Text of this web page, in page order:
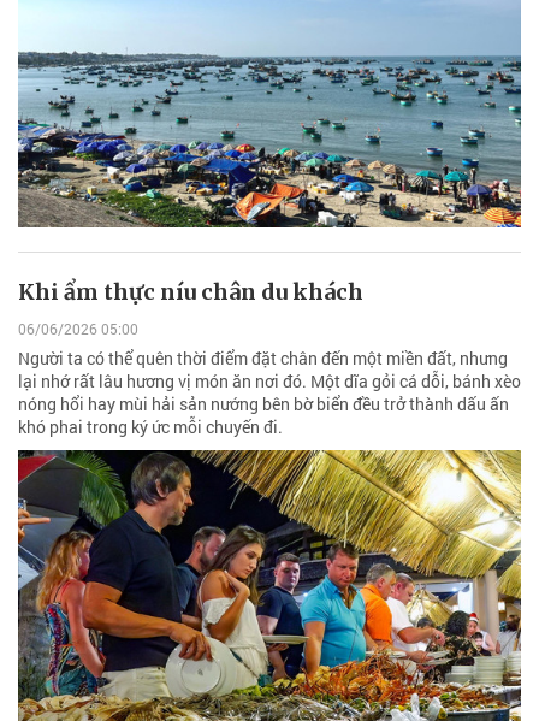
Khi ẩm thực níu chân du khách
06/06/2026 05:00
Người ta có thể quên thời điểm đặt chân đến một miền đất, nhưng
lại nhớ rất lâu hương vị món ăn nơi đó. Một dĩa gỏi cá dỗi, bánh xèo
nóng hổi hay mùi hải sản nướng bên bờ biển đều trở thành dấu ấn
khó phai trong ký ức mỗi chuyến đi.